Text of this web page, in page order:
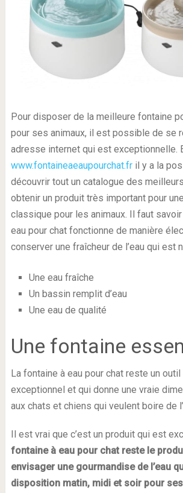
Pour disposer de la meilleure fontaine
pour ses animaux, il est possible de se
adresse internet qui est exceptionnelle.
www.fontaineaeaupourchat.fril y a la
découvrir tout un catalogue des
obtenir un produit très important pour
classique pour les animaux. Il faut
eau pour chat fonctionne de manière
conserver une fraîcheur de l’eau qui est
Une eau fraîche
Un bassin remplit d’eau
Une eau de qualité
Une fontaine
La fontaine à eau pour chat reste un
exceptionnel et qui donne une vraie
aux chats et chiens qui veulent boire de
Il est vrai que c’est un produit qui est
fontaine à eau pour chat reste le
envisager une gourmandise de l’eau
disposition matin, midi et soir pour